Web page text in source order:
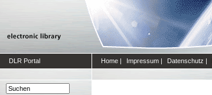
DLR Portal Home | Impressum | Datenschutz |